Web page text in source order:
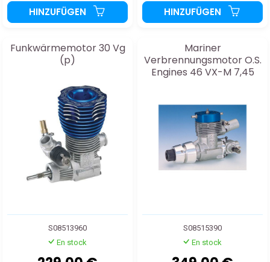
HINZUFÜGEN HINZUFÜGEN
Funkwärmemotor 30 Vg
(p)
S08513960
En stock
Mariner
Verbrennungsmotor O.S.
Engines 46 VX-M 7,45
S08515390
En stock